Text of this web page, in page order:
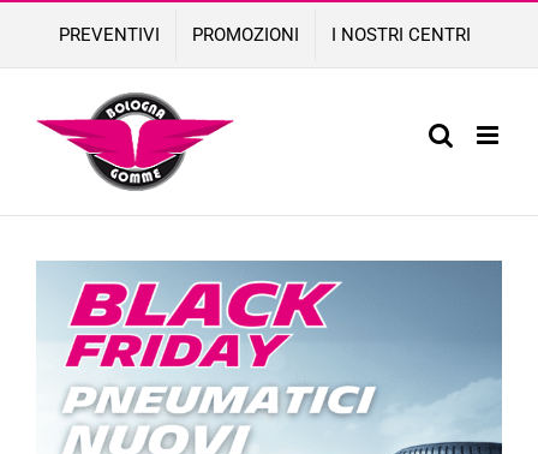
content
PREVENTIVI PROMOZIONI I NOSTRI CENTRI